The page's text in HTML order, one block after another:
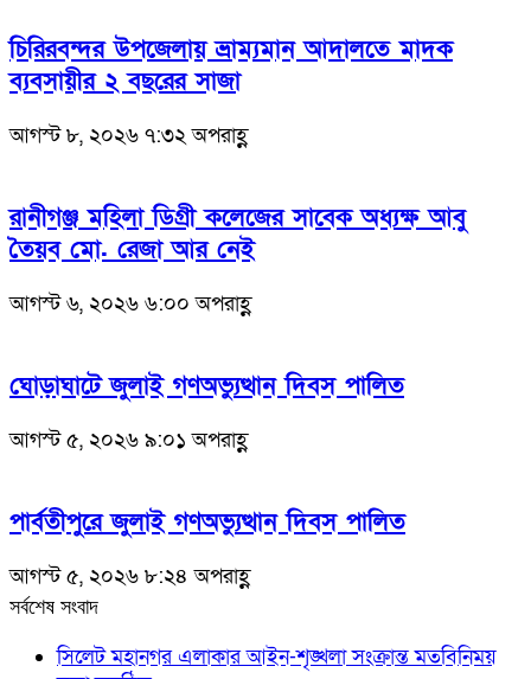
চিরিরবন্দর উপজেলায় ভ্রাম্যমান আদালতে মাদক
ব্যবসায়ীর ২ বছরের সাজা
আগস্ট ৮, ২০২৬ ৭:৩২ অপরাহ্ণ
রানীগঞ্জ মহিলা ডিগ্রী কলেজের সাবেক অধ্যক্ষ আবু
তৈয়ব মো. রেজা আর নেই
আগস্ট ৬, ২০২৬ ৬:০০ অপরাহ্ণ
ঘোড়াঘাটে জুলাই গণঅভ্যুত্থান দিবস পালিত
আগস্ট ৫, ২০২৬ ৯:০১ অপরাহ্ণ
পার্বতীপুরে জুলাই গণঅভ্যুত্থান দিবস পালিত
আগস্ট ৫, ২০২৬ ৮:২৪ অপরাহ্ণ
সর্বশেষ সংবাদ
সিলেট মহানগর এলাকার আইন-শৃঙ্খলা সংক্রান্ত মতবিনিময়